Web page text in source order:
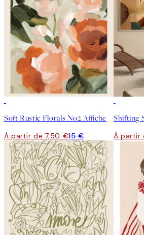
Soft Rustic Florals No2 Affiche
À partir de 7,50 €15 €
Shifting
À partir